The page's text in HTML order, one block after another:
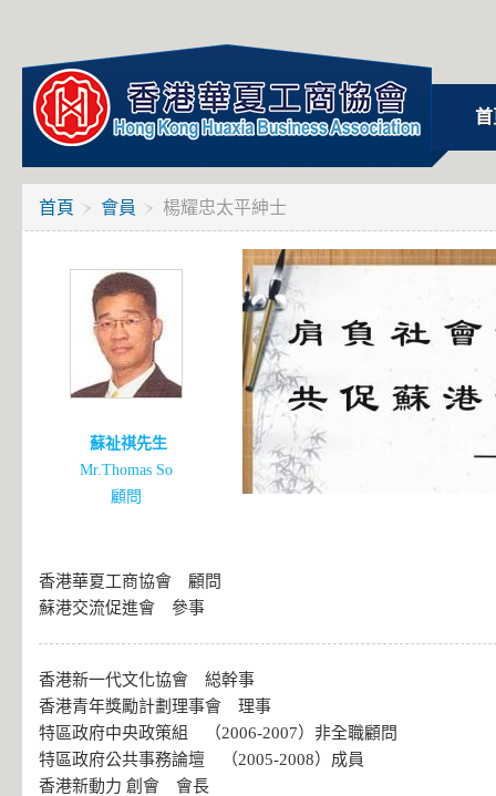
首
首頁 會員 楊耀忠太平紳士
蘇祉祺先生
Mr.Thomas So
顧問
香港華夏工商協會 顧問
蘇港交流促進會 參事
香港新一代文化協會 縂幹事
香港青年獎勵計劃理事會 理事
特區政府中央政策組 （2006-2007）非全職顧問
特區政府公共事務論壇 （2005-2008）成員
香港新動力 創會 會長